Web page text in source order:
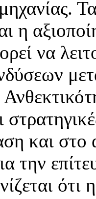
η
να
και
την
ότι